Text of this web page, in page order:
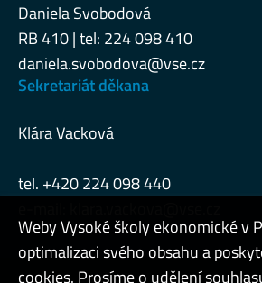
Daniela Svobodová
RB 410 | tel: 224 098 410
daniela.svobodova@vse.cz
Sekretariát děkana
Klára Vacková
tel. +420 224 098 440
Weby Vysoké školy ekonomické v
optimalizaci svého obsahu a
cookies. Prosíme o udělení